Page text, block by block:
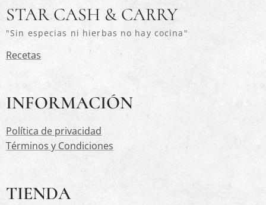
STAR CASH & CARRY
"Sin especias ni hierbas no hay cocina"
Recetas
INFORMACIÓN
Política de privacidad
Términos y Condiciones
TIENDA